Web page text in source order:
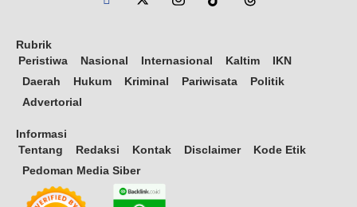
Rubrik
Peristiwa
Nasional Internasional Kaltim
IKN
Daerah
Hukum Kriminal Pariwisata
Politik
Advertorial
Informasi
Tentang
Redaksi Kontak Disclaimer
Kode Etik
Pedoman Media Siber